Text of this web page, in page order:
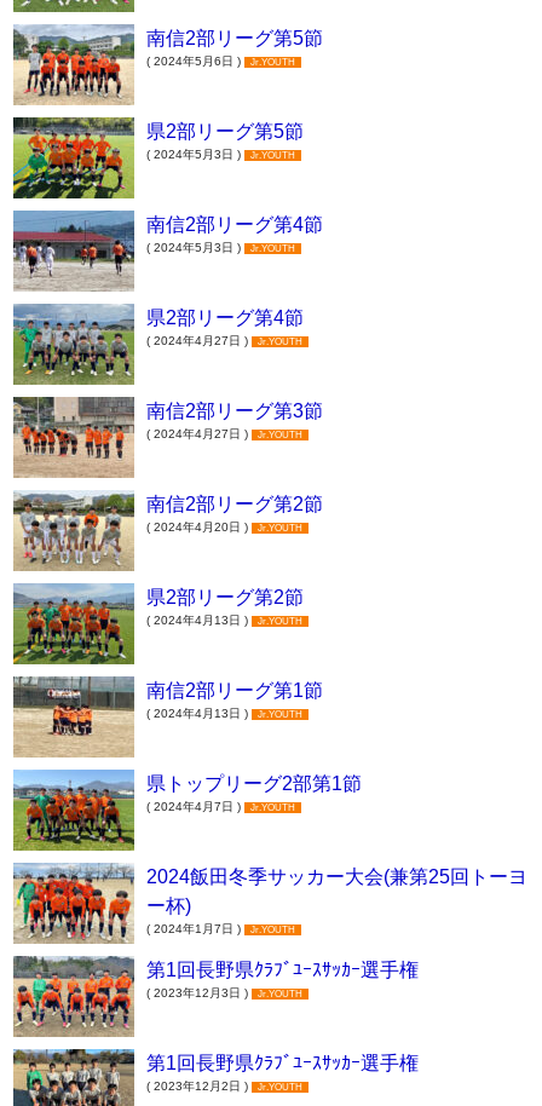
南信2部リーグ第5節
( 2024年5月6日 ) Jr.YOUTH
県2部リーグ第5節
( 2024年5月3日 ) Jr.YOUTH
南信2部リーグ第4節
( 2024年5月3日 ) Jr.YOUTH
県2部リーグ第4節
( 2024年4月27日 ) Jr.YOUTH
南信2部リーグ第3節
( 2024年4月27日 ) Jr.YOUTH
南信2部リーグ第2節
( 2024年4月20日 ) Jr.YOUTH
県2部リーグ第2節
( 2024年4月13日 ) Jr.YOUTH
南信2部リーグ第1節
( 2024年4月13日 ) Jr.YOUTH
県トップリーグ2部第1節
( 2024年4月7日 ) Jr.YOUTH
2024飯田冬季サッカー大会(兼第25回トーヨ
ー杯)
( 2024年1月7日 ) Jr.YOUTH
第1回長野県ｸﾗﾌﾞﾕｰｽｻｯｶｰ選手権
( 2023年12月3日 ) Jr.YOUTH
第1回長野県ｸﾗﾌﾞﾕｰｽｻｯｶｰ選手権
( 2023年12月2日 ) Jr.YOUTH